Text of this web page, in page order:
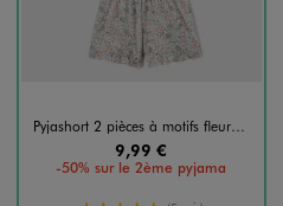
Pyjashort 2 pièces à motifs fleurs bébé fille
9,99 €
-50% sur le 2ème pyjama